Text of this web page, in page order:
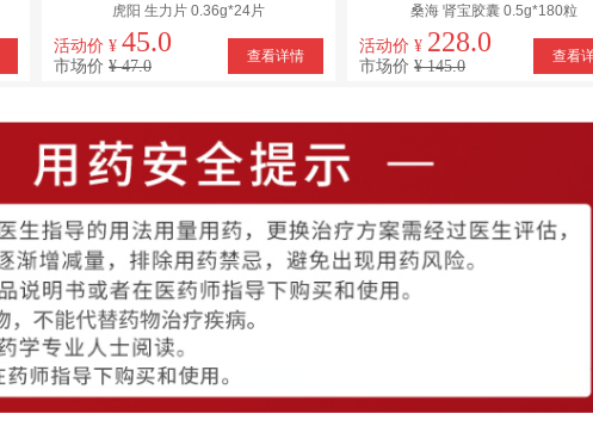
虎阳 生力片 0.36g*24片
活动价 ¥ 45.0
市场价 ¥ 47.0
查看详情
桑海 肾宝胶囊 0.5g*180粒
活动价 ¥ 228.0
市场价 ¥ 145.0
查看